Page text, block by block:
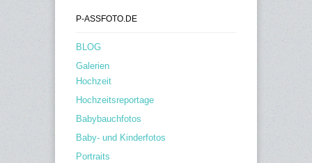
P-ASSFOTO.DE
BLOG
Galerien
Hochzeit
Hochzeitsreportage
Babybauchfotos
Baby- und Kinderfotos
Portraits